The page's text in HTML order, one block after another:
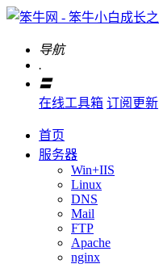
导航
.
〓
在线工具箱 订阅更新
首页
服务器
Win+IIS
Linux
DNS
Mail
FTP
Apache
nginx